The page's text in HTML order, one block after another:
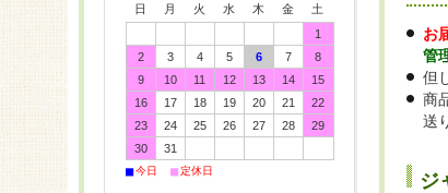
お
管
但
商
送
ジ
日 月 火 水 木 金
土
1
2
3 4 5 6 7
8
9
10 11 12 13 14
15
16
17 18 19 20 21
22
23
24 25 26 27 28
29
30
31
■今日 ■定休日